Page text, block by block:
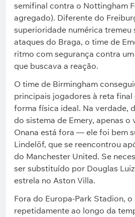
semifinal contra o Nottingham
agregado). Diferente do
superioridade numérica tremeu
ataques do Braga, o time de
ritmo com segurança contra
que buscava a reação.
O time de Birmingham
principais jogadores à reta
forma física ideal. Na verdade,
do sistema de Emery, apenas o
Onana está fora — ele foi bem
Lindelöf, que se reencontrou
do Manchester United. Se
ser substituído por Douglas
estrela no Aston Villa.
Fora do Europa-Park Stadion,
repetidamente ao longo da